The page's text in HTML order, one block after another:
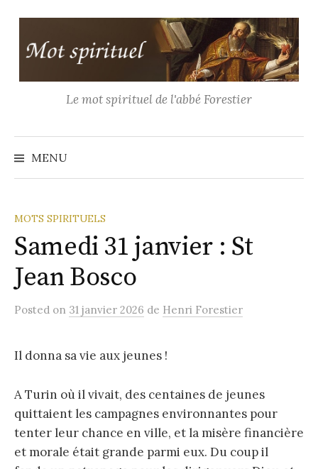
contenu
Le mot spirituel de l'abbé Forestier
MENU
MOTS SPIRITUELS
Samedi 31 janvier : St
Jean Bosco
Posted on 31 janvier 2026 de Henri Forestier
Il donna sa vie aux jeunes !
A Turin où il vivait, des centaines de jeunes
quittaient les campagnes environnantes pour
tenter leur chance en ville, et la misère financière
et morale était grande parmi eux. Du coup il